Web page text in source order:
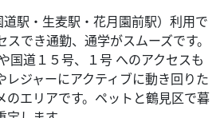
駅・生麦駅・花月園前駅）利用で
でき通勤、通学がスムーズです。
国道１５号、１号 へのアクセスも
レジャーにアクティブに動き回りた
のエリアです。ペットと鶴見区で暮